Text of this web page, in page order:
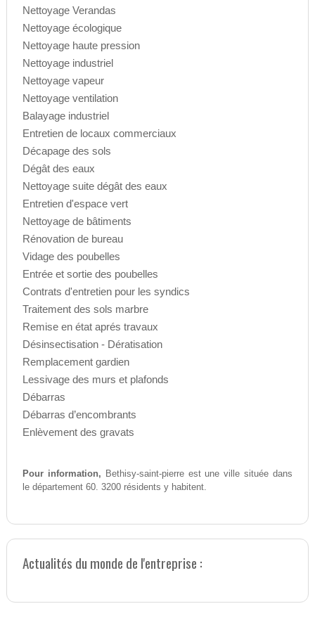
Nettoyage Verandas
Nettoyage écologique
Nettoyage haute pression
Nettoyage industriel
Nettoyage vapeur
Nettoyage ventilation
Balayage industriel
Entretien de locaux commerciaux
Décapage des sols
Dégât des eaux
Nettoyage suite dégât des eaux
Entretien d'espace vert
Nettoyage de bâtiments
Rénovation de bureau
Vidage des poubelles
Entrée et sortie des poubelles
Contrats d'entretien pour les syndics
Traitement des sols marbre
Remise en état aprés travaux
Désinsectisation - Dératisation
Remplacement gardien
Lessivage des murs et plafonds
Débarras
Débarras d’encombrants
Enlèvement des gravats
Pour information, Bethisy-saint-pierre est une ville située dans
le département 60. 3200 résidents y habitent.
Actualités du monde de l'entreprise :